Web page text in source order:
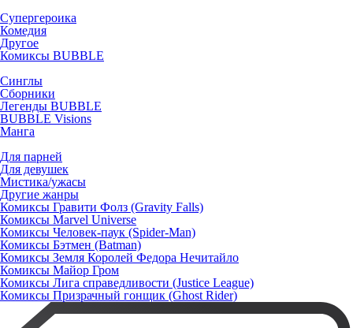
Супергероика
Комедия
Другое
Комиксы BUBBLE
Синглы
Сборники
Легенды BUBBLE
BUBBLE Visions
Манга
Для парней
Для девушек
Мистика/ужасы
Другие жанры
Комиксы Гравити Фолз (Gravity Falls)
Комиксы Marvel Universe
Комиксы Человек-паук (Spider-Man)
Комиксы Бэтмен (Batman)
Комиксы Земля Королей Федора Нечитайло
Комиксы Майор Гром
Комиксы Лига справедливости (Justice League)
Комиксы Призрачный гонщик (Ghost Rider)